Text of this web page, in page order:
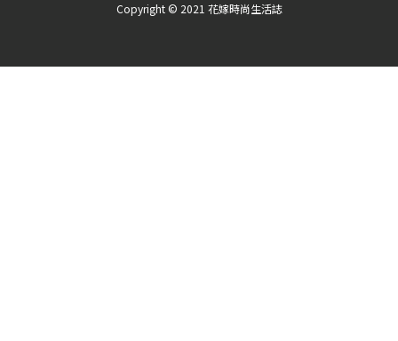
Copyright © 2021 花嫁時尚生活誌